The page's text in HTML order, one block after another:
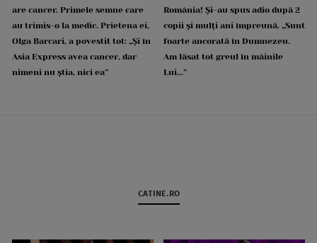
are cancer. Primele semne care
au trimis-o la medic. Prietena ei,
Olga Barcari, a povestit tot: „Și în
Asia Express avea cancer, dar
nimeni nu știa, nici ea”
România! Și-au spus adio după 2
copii și mulți ani împreună. „Sunt
foarte ancorată în Dumnezeu.
Am lăsat tot greul în mâinile
Lui...”
CATINE.RO